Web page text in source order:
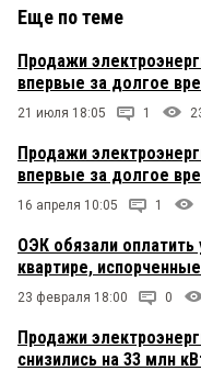
Еще по теме
Продажи
впервые за долгое
21 июля 18:05 1
Продажи
впервые за долгое
16 апреля 10:05 1
ОЭК обязали
квартире,
23 февраля 18:00 0
Продажи
снизились на 33 млн